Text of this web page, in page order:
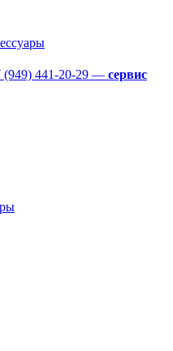
(949) 441-20-29 — сервис